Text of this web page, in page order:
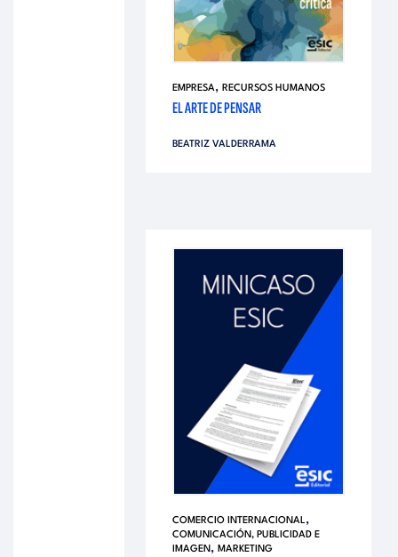
EMPRESA, RECURSOS HUMANOS
EL ARTE DE PENSAR
BEATRIZ VALDERRAMA
COMERCIO INTERNACIONAL,
COMUNICACIÓN, PUBLICIDAD E
IMAGEN, MARKETING